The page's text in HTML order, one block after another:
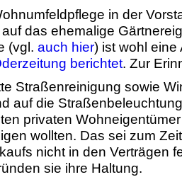
in der
das ehemalige
(vgl. auch hier) ist wohl eine
berichtet. Zur
Straßenreinigung sowie
auf die
privaten
wollten. Das sei zum
nicht in den Verträgen
sie ihre Haltung.